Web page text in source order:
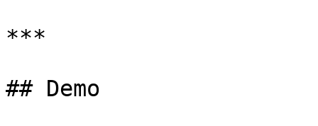
***
## Demo